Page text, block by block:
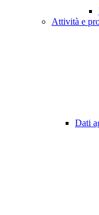
Attività e
Dati